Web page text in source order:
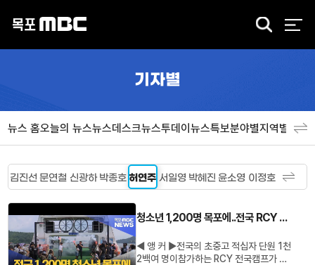
검
기자별
뉴스 홈오늘의 뉴스뉴스데스크뉴스투데이뉴스특보분야별지역별 뉴스
김진선 문연철 신광하 박종호 허연주 서일영 박혜진 윤소영 이정호
청소년 1,200명 목포에..전국 RCY 캠프 개막
◀ 앵 커 ▶전국의 초중고 적십자 단원 1천
2백여 명이참가하는 RCY 전국캠프가 오